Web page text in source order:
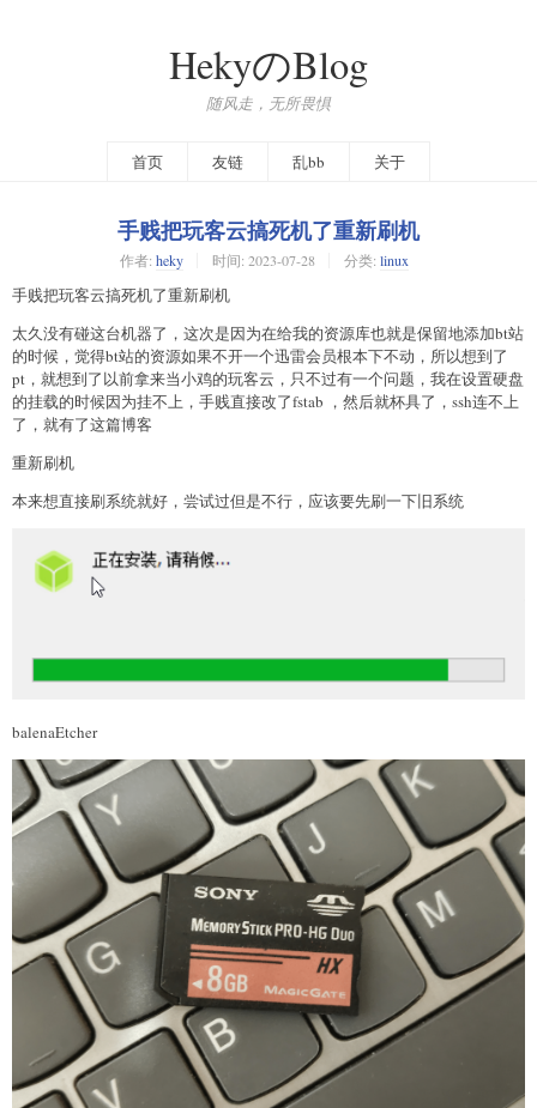
HekyのBlog
随风走，无所畏惧
首页 友链 乱bb 关于
手贱把玩客云搞死机了重新刷机
作者: heky 时间: 2023-07-28 分类: linux
手贱把玩客云搞死机了重新刷机
太久没有碰这台机器了，这次是因为在给我的资源库也就是保留地添加bt站
的时候，觉得bt站的资源如果不开一个迅雷会员根本下不动，所以想到了
pt，就想到了以前拿来当小鸡的玩客云，只不过有一个问题，我在设置硬盘
的挂载的时候因为挂不上，手贱直接改了fstab ，然后就杯具了，ssh连不上
了，就有了这篇博客
重新刷机
本来想直接刷系统就好，尝试过但是不行，应该要先刷一下旧系统
balenaEtcher